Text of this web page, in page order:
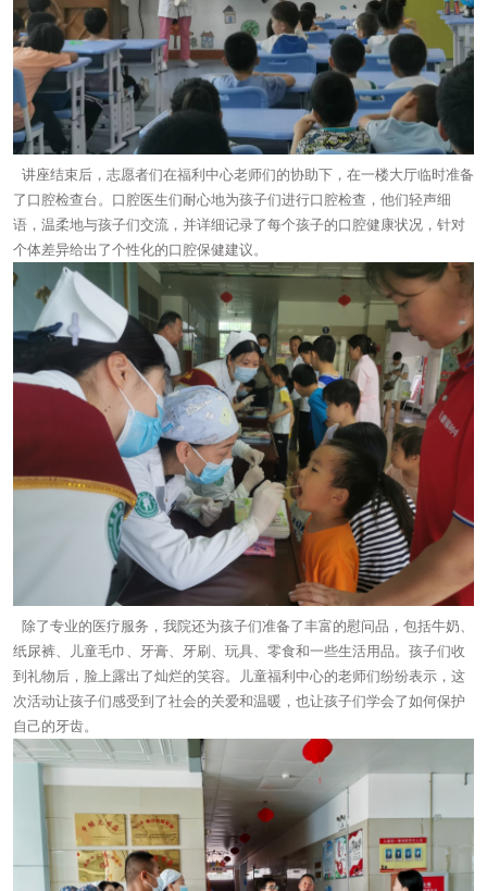
讲座结束后，志愿者们在福利中心老师们的协助下，在一楼大厅临时准备
了口腔检查台。口腔医生们耐心地为孩子们进行口腔检查，他们轻声细
语，温柔地与孩子们交流，并详细记录了每个孩子的口腔健康状况，针对
个体差异给出了个性化的口腔保健建议。
除了专业的医疗服务，我院还为孩子们准备了丰富的慰问品，包括牛奶、
纸尿裤、儿童毛巾、牙膏、牙刷、玩具、零食和一些生活用品。孩子们收
到礼物后，脸上露出了灿烂的笑容。儿童福利中心的老师们纷纷表示，这
次活动让孩子们感受到了社会的关爱和温暖，也让孩子们学会了如何保护
自己的牙齿。